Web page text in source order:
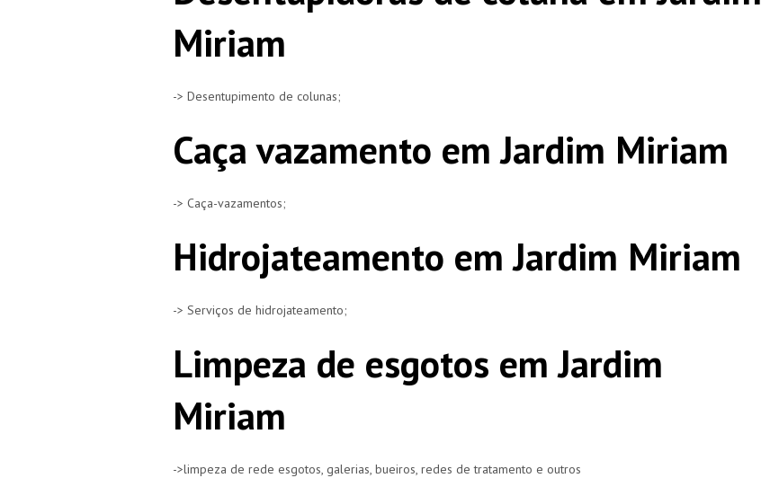
Miriam
-> Desentupimento de colunas;
Caça vazamento em Jardim Miriam
-> Caça-vazamentos;
Hidrojateamento em Jardim Miriam
-> Serviços de hidrojateamento;
Limpeza de esgotos em Jardim
Miriam
->limpeza de rede esgotos, galerias, bueiros, redes de tratamento e outros